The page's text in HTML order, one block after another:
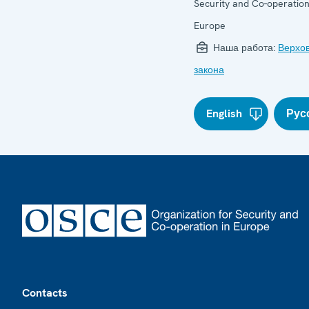
Security and Co-
Europe
Наша работа:
закона
English
Contacts